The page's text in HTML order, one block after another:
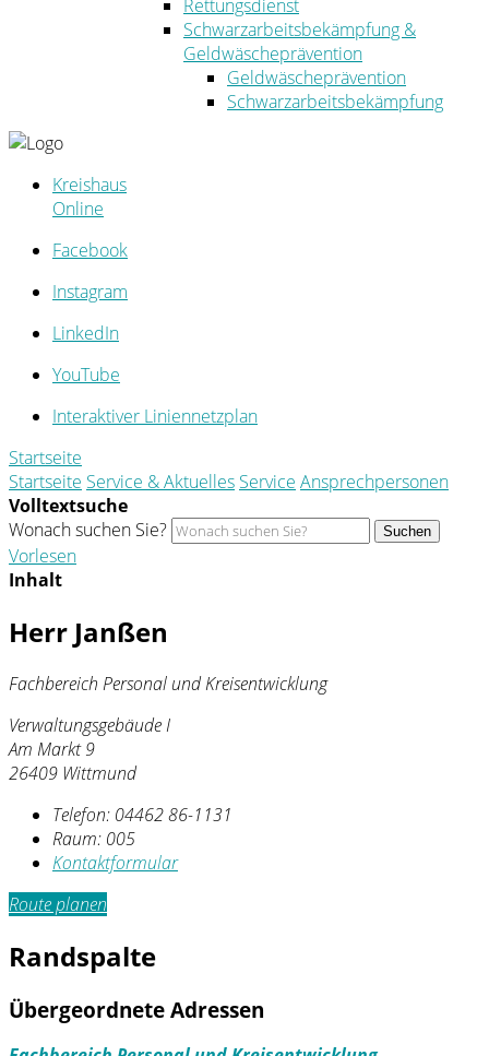
Rettungsdienst
Schwarzarbeitsbekämpfung &
Geldwäscheprävention
Geldwäscheprävention
Schwarzarbeitsbekämpfung
Kreishaus
Online
Facebook
Instagram
LinkedIn
YouTube
Interaktiver Liniennetzplan
Startseite
Startseite Service & Aktuelles Service Ansprechpersonen
Volltextsuche
Wonach suchen Sie?
Suchen
Vorlesen
Inhalt
Herr Janßen
Fachbereich Personal und Kreisentwicklung
Verwaltungsgebäude I
Am Markt 9
26409 Wittmund
Telefon: 04462 86-1131
Raum: 005
Kontaktformular
Route planen
Randspalte
Übergeordnete Adressen